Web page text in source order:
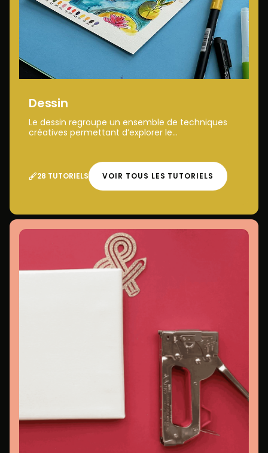
Dessin
Le dessin regroupe un ensemble de techniques
créatives permettant d’explorer le...
28 TUTORIELS VOIR TOUS LES TUTORIELS